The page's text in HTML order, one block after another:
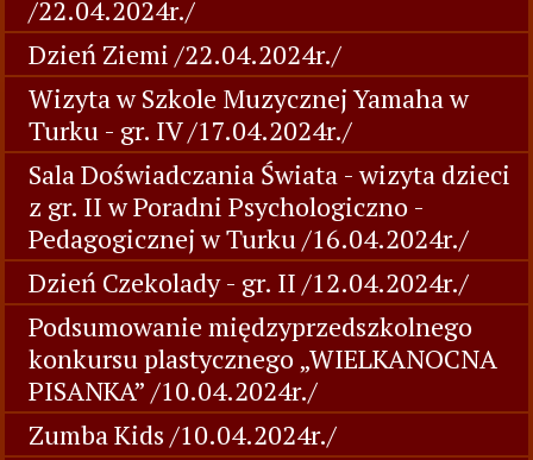
/22.04.2024r./
Dzień Ziemi /22.04.2024r./
Wizyta w Szkole Muzycznej Yamaha w
Turku - gr. IV /17.04.2024r./
Sala Doświadczania Świata - wizyta dzieci
z gr. II w Poradni Psychologiczno -
Pedagogicznej w Turku /16.04.2024r./
Dzień Czekolady - gr. II /12.04.2024r./
Podsumowanie międzyprzedszkolnego
konkursu plastycznego „WIELKANOCNA
PISANKA” /10.04.2024r./
Zumba Kids /10.04.2024r./